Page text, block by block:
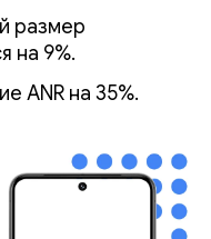
размер
на 9%.
ANR на 35%.